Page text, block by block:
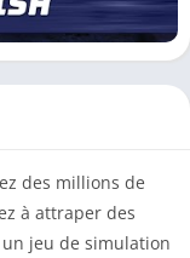
des millions de
à attraper des
un jeu de simulation